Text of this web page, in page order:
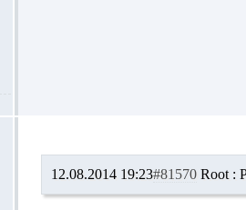
12.08.2014 19:23#81570 Root :